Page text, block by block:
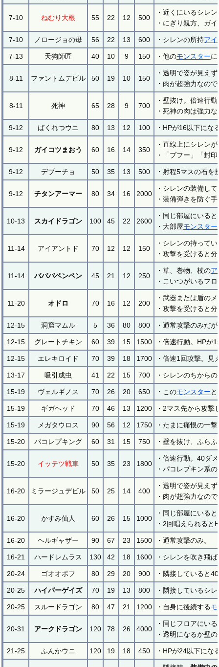
7-10 ねむり大根 55 22 12 500
・近くにいるシレ
・にぎり親方、ガ
7-10 ノロージョの母 56 22 13 600 ・シレンの所持アイ
7-13 天狗師匠 40 10 9 150 ・他のモンスター
8-11 ファントムデビル 50 19 10 150
・透明で姿が見え
・肉が超強力なの
8-11 死神 65 28 9 700
・壁抜け。倍速行
・死神の肉は強力
9-12 ばくれつウニ 80 13 12 100 ・HPが16以下にな
9-12 ガイコツまおう 60 16 14 350
・直線上にシレン
・「ブフー」「封
9-12 デブーチョ 50 35 13 500 ・射程5マスの石を
9-12 チタンアーマー 80 34 16 2000
・シレンの装備し
・装備弾きを防ぐ
10-13 スカイドラゴン 100 45 22 2600
・同じ部屋にいる
・大部屋モンスター
11-14 アイアントド 70 12 12 150
・シレンの持ってい
・攻撃を受けると
11-14 バババペンペン 45 21 12 250
・草、巻物、杖のア
・こいつがいるフ
11-20 オドロ 70 16 12 200
・武器または盾の
・攻撃を受けると
12-15 洞窟マムル 5 36 80 800 ・通常攻撃のみだ
12-15 グレートチキン 60 39 15 1500 ・倍速行動。HPが
12-15 エレキロイド 70 39 18 1700 ・倍速1回攻撃。見
13-17 吸引成虫 41 22 15 700 ・シレンのちから
15-19 ヴェルギノス 70 26 20 650 ・このモンスター
15-19 ギガヘッド 70 46 13 1200 ・2マス先から攻撃
15-19 メガタウロス 90 56 12 1750 ・たまに痛恨の一
15-20 パコレプキング 60 31 15 750 ・壁を抜け、ふら
15-20 イッテツ戦車 50 35 23 1800
・倍速行動。40ダ
・パコレプキン系
16-20 ミラージュデビル 50 25 14 400
・透明で姿が見え
・肉が超強力なの
16-20 かすみ仙人 60 26 15 1000
・同じ部屋にいる
・2回唱えられると
16-20 ヘルギャザー 90 67 23 1500 ・通常攻撃のみ。
16-21 ハードレムラス 130 42 18 1600 ・シレンを吹き飛
20-24 ゴオオポフ 80 29 20 900 ・隣接していると
20-25 ハイパーゲイズ 70 19 13 800 ・隣接しているシ
20-25 スルードラゴン 80 47 21 1200 ・自身に後続する
20-31 アークドラゴン 120 78 26 4000
・同じフロアにい
・透明になるか壁
21-25 ふんかウニ 120 19 18 450 ・HPが24以下にな